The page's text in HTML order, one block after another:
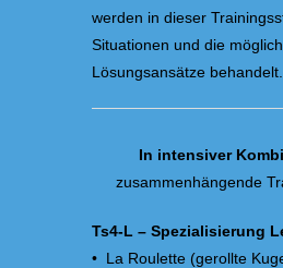
werden in dieser
Situationen und die
Lösungsansätze behandelt.
In intensiver
zusammenhängende
Ts4-L – Spezialisierung
• La Roulette (gerollte